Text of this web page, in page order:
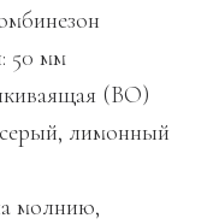
50 мм
(ВО)
лимонный
молнию,